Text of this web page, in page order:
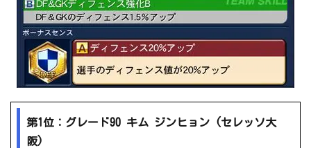
第1位：グレード90 キム ジンヒョン (セレッソ大
阪)